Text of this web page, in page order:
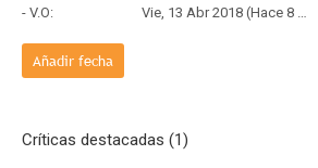
- V.O:
Vie, 13 Abr 2018 (Hace 8 años y 3 meses)
Añadir fecha
Críticas destacadas (1)